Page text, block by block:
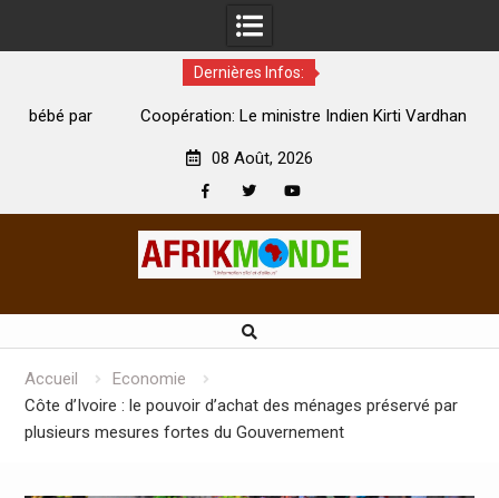
Dernières Infos:
Coopération: Le ministre Indien Kirti Vardhan Singh à
08 Août, 2026
Accueil
Economie
Côte d’Ivoire : le pouvoir d’achat des ménages préservé par
plusieurs mesures fortes du Gouvernement